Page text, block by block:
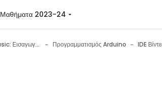
Μαθήματα 2023-24
STEM4 - Arduino Basic: Εισαγωγή στην εκπαιδευτική ρομποτική με χρήση του Arduino Προγραμματισμός Arduino IDE